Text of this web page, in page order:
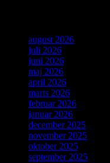
august 2026
juli 2026
juni 2026
maj 2026
april 2026
marts 2026
februar 2026
januar 2026
december 2025
november 2025
oktober 2025
september 2025